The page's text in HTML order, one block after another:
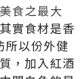
食之最大
實食材是香
所以份外健
，加入紅酒